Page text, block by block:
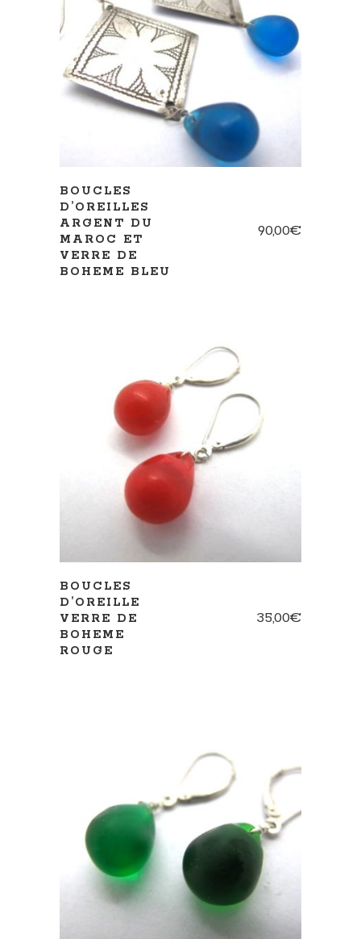
AJOUTER AU PANIER
BOUCLES
D’OREILLES
ARGENT DU
MAROC ET
VERRE DE
BOHEME BLEU
90,00€
AJOUTER AU PANIER
BOUCLES
D’OREILLE
VERRE DE
BOHEME
ROUGE
35,00€
AJOUTER AU PANIER